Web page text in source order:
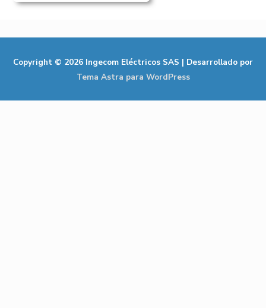
Copyright © 2026 Ingecom Eléctricos SAS | Desarrollado por
Tema Astra para WordPress